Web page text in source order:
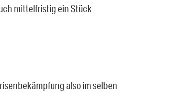
mittelfristig ein Stück
also im selben